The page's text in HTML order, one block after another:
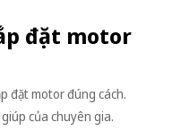
đặt motor
đặt motor đúng cách.
của chuyên gia.